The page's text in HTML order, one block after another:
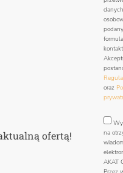
ofertą!
danych
oraz
na
AKAT